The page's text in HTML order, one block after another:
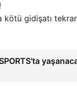
gidişatı